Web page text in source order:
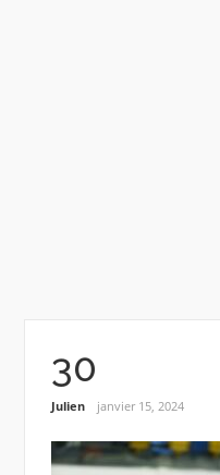
30
Julien janvier 15, 2024